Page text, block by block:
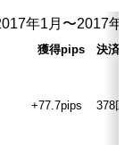
年1月〜2017年
獲得pips
決済
+77.7pips 378回